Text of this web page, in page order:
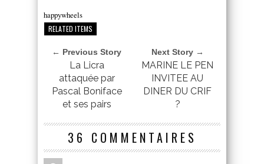
happywheels
RELATED ITEMS
← Previous Story
La Licra
attaquée par
Pascal Boniface
et ses pairs
Next Story →
MARINE LE PEN
INVITEE AU
DINER DU CRIF
?
36 COMMENTAIRES